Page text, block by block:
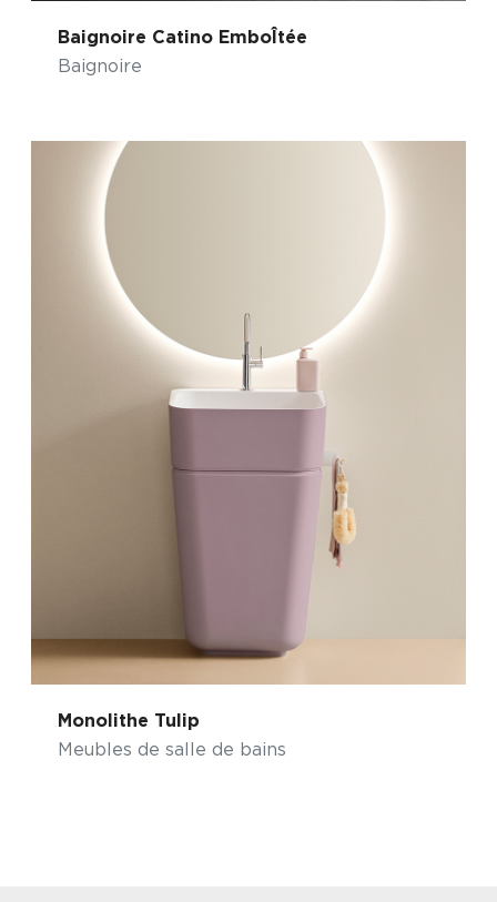
Baignoire Catino EmboÎtée
Baignoire
Monolithe Tulip
Meubles de salle de bains